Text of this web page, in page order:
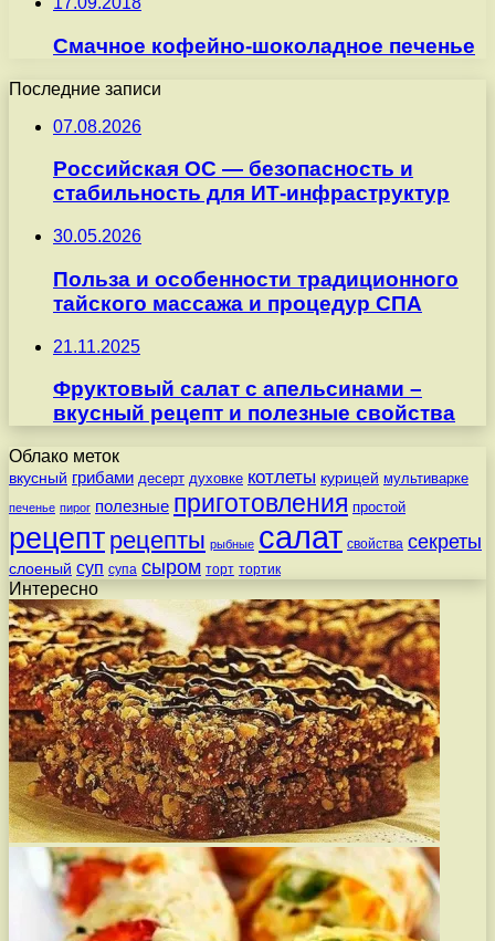
Смачное кофейно-шоколадное печенье
Последние записи
07.08.2026
Российская ОС — безопасность и
стабильность для ИТ-инфраструктур
30.05.2026
Польза и особенности традиционного
тайского массажа и процедур СПА
21.11.2025
Фруктовый салат с апельсинами –
вкусный рецепт и полезные свойства
Облако меток
вкусный грибами десерт духовке котлеты курицей мультиварке
печенье пирог полезные приготовления простой
рецепт рецепты рыбные салат свойства секреты
слоеный суп супа сыром торт тортик
Интересно